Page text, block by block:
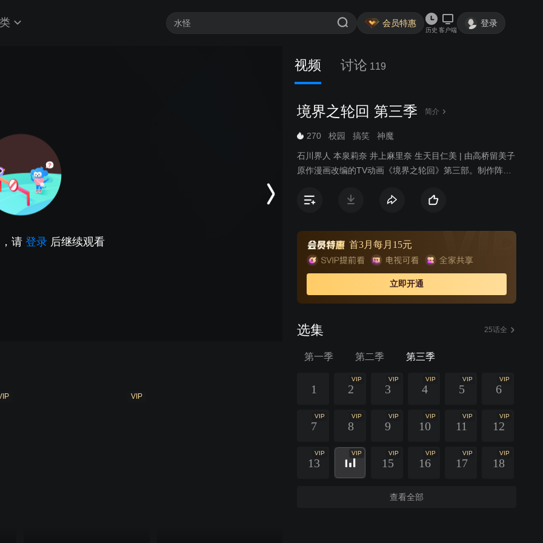
会员特惠
历史 客户端
登录
请 登录 后继续观看
视频 讨论 119
境界之轮回 第三季 简介
270 校园 搞笑 神魔
石川界人 本泉莉奈 井上麻里奈 生天目仁美 | 由高桥留美子
原作漫画改编的TV动画《境界之轮回》第三部。制作阵容
灵至轮回之轮的轻松生活。
首3月每月15元
立即开通
选集 25话全
第一季 第二季 第三季
1
VIP
2
VIP
3
VIP
4
VIP
5
VIP
6
VIP
7
VIP
8
VIP
9
VIP
10
VIP
11
VIP
12
VIP
13
VIP VIP
15
VIP
16
VIP
17
VIP
18
查看全部
VIP